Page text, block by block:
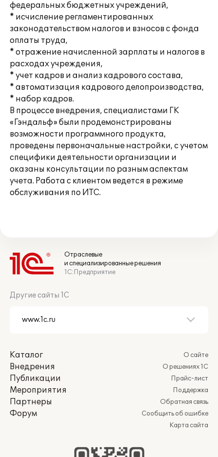
федеральных бюджетных учреждений,
* исчисление регламентированных
законодательством налогов и взносов с фонда
оплаты труда,
* отражение начисленной зарплаты и налогов в
расходах учреждения,
* учет кадров и анализ кадрового состава,
* автоматизация кадрового делопроизводства,
* набор кадров.
В процессе внедрения, специалистами ГК
«Гэндальф» были продемонстрированы
возможности программного продукта,
проведены первоначальные настройки, с учетом
специфики деятельности организации и
оказаны консультации по разным аспектам
учета. Работа с клиентом ведется в режиме
обслуживания по ИТС.
Отраслевые
и специализированные решения
1С:Предприятие
Другие сайты 1С
Каталог
Внедрения
Публикации
Мероприятия
Партнеры
Форум
О сайте
О решениях 1С
Прайс-лист
Поддержка
Обратная связь
Сообщить об ошибке
Карта сайта